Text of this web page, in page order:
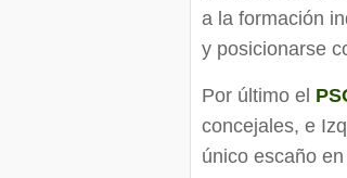
a la formación
y posicionarse
Por último el
concejales, e
único escaño en